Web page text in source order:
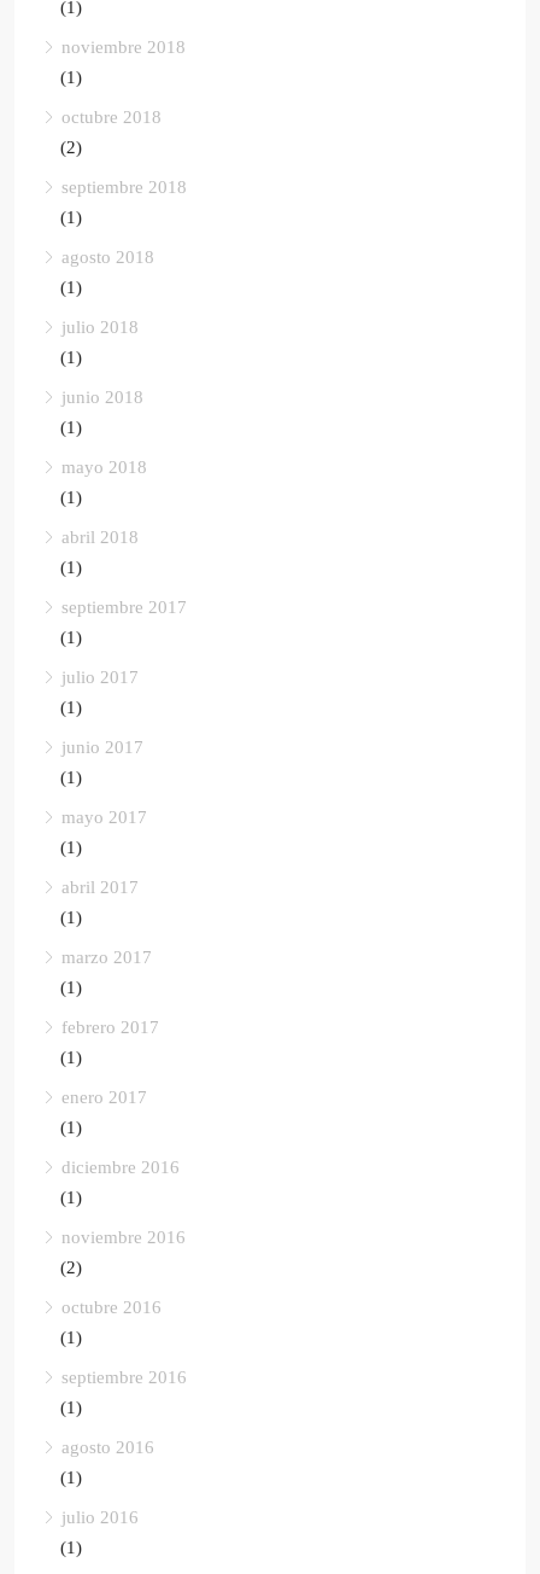
(1)
noviembre 2018
(1)
octubre 2018
(2)
septiembre 2018
(1)
agosto 2018
(1)
julio 2018
(1)
junio 2018
(1)
mayo 2018
(1)
abril 2018
(1)
septiembre 2017
(1)
julio 2017
(1)
junio 2017
(1)
mayo 2017
(1)
abril 2017
(1)
marzo 2017
(1)
febrero 2017
(1)
enero 2017
(1)
diciembre 2016
(1)
noviembre 2016
(2)
octubre 2016
(1)
septiembre 2016
(1)
agosto 2016
(1)
julio 2016
(1)